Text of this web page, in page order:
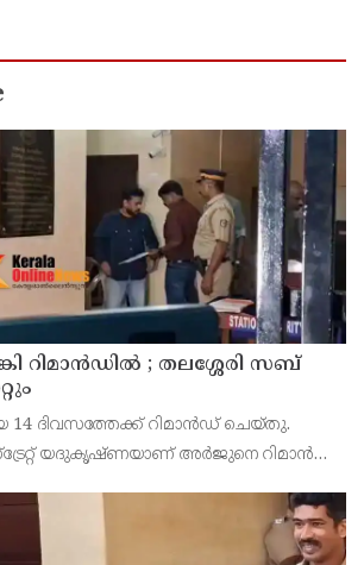
; തലശ്ശേരി സബ്
ദിവസത്തേക്ക് റിമാൻഡ് ചെയ്തു.
യദുകൃഷ്ണയാണ് അർജുനെ റിമാൻഡ്